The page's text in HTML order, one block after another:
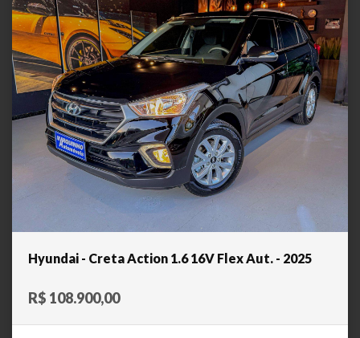
Hyundai - Creta Action 1.6 16V Flex Aut. - 2025
R$ 108.900,00